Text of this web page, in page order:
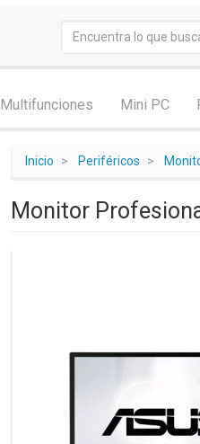
Multifunciones Mini PC
Inicio Periféricos
Monitor